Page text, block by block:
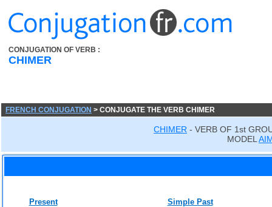
CONJUGATION OF VERB :
CHIMER
FRENCH CONJUGATION > CONJUGATE THE VERB CHIMER
CHIMER - VERB OF 1st
MODEL
Present
Simple Past